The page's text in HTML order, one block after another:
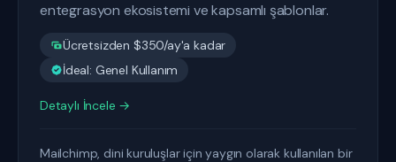
entegrasyon ekosistemi ve kapsamlı şablonlar.
Ücretsizden $350/ay'a kadar
İdeal: Genel Kullanım
Detaylı İncele →
Mailchimp, dini kuruluşlar için yaygın olarak kullanılan bir